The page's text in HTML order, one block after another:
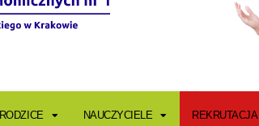
RODZICE NAUCZYCIELE REKRUTACJA